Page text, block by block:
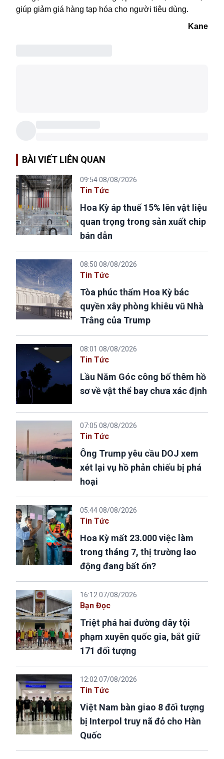
giúp giảm giá hàng tạp hóa cho người tiêu dùng.
Kane
BÀI VIẾT LIÊN QUAN
09:54 08/08/2026
Tin Tức
Hoa Kỳ áp thuế 15% lên vật liệu
quan trọng trong sản xuất chip
bán dẫn
08:50 08/08/2026
Tin Tức
Tòa phúc thẩm Hoa Kỳ bác
quyền xây phòng khiêu vũ Nhà
Trắng của Trump
08:01 08/08/2026
Tin Tức
Lầu Năm Góc công bố thêm hồ
sơ về vật thể bay chưa xác định
07:05 08/08/2026
Tin Tức
Ông Trump yêu cầu DOJ xem
xét lại vụ hồ phản chiếu bị phá
hoại
05:44 08/08/2026
Tin Tức
Hoa Kỳ mất 23.000 việc làm
trong tháng 7, thị trường lao
động đang bất ổn?
16:12 07/08/2026
Bạn Đọc
Triệt phá hai đường dây tội
phạm xuyên quốc gia, bắt giữ
171 đối tượng
12:02 07/08/2026
Tin Tức
Việt Nam bàn giao 8 đối tượng
bị Interpol truy nã đỏ cho Hàn
Quốc